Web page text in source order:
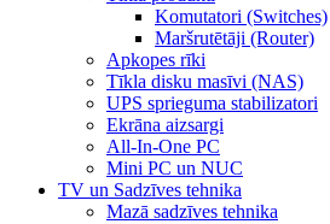
Komutatori (Switches)
Maršrutētāji (Router)
Apkopes rīki
Tīkla disku masīvi (NAS)
UPS sprieguma stabilizatori
Ekrāna aizsargi
All-In-One PC
Mini PC un NUC
TV un Sadzīves tehnika
Mazā sadzīves tehnika